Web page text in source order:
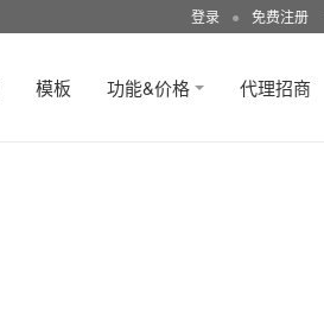
登录 ● 免费注册
模板 功能&价格 代理招商